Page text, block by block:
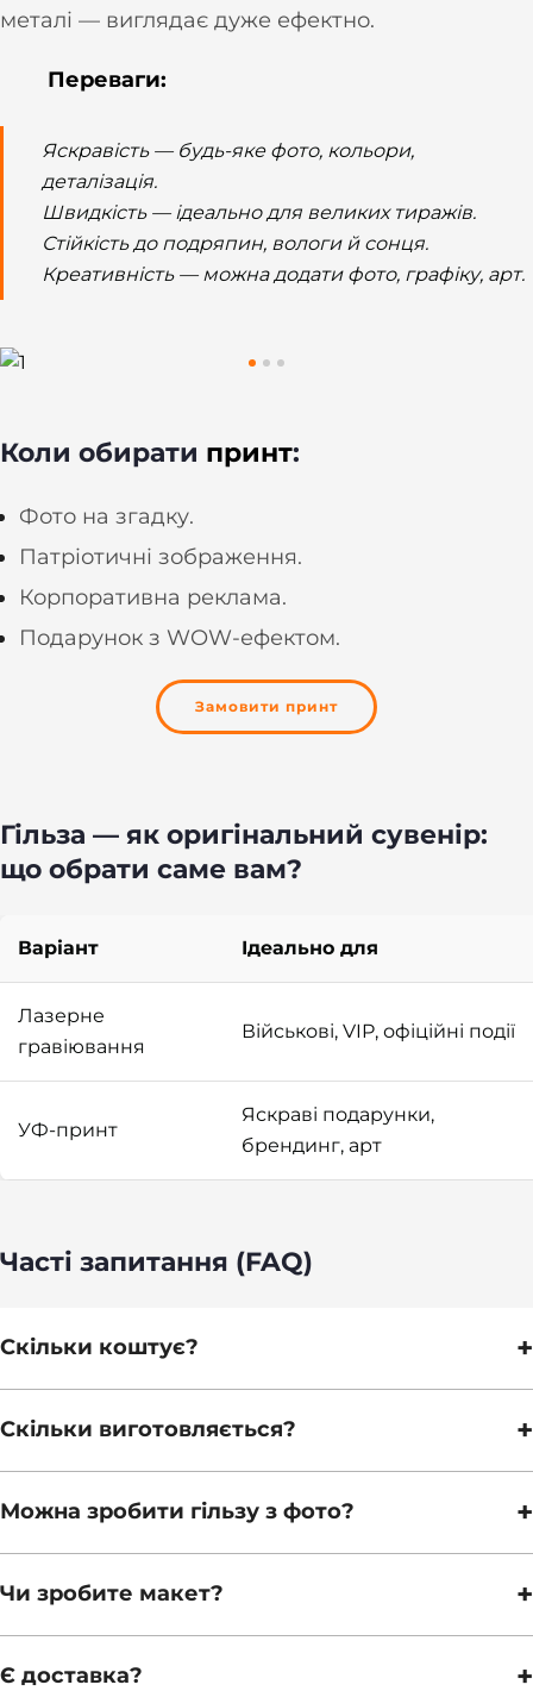
металі — виглядає дуже ефектно.
Переваги:
Яскравість — будь-яке фото, кольори,
деталізація.
Швидкість — ідеально для великих тиражів.
Стійкість до подряпин, вологи й сонця.
Креативність — можна додати фото, графіку, арт.
Коли обирати принт:
Фото на згадку.
Патріотичні зображення.
Корпоративна реклама.
Подарунок з WOW-ефектом.
Замовити принт
Гільза — як оригінальний сувенір:
що обрати саме вам?
Варіант Ідеально для
Лазерне
гравіювання
Військові, VIP, офіційні події
УФ-принт
Яскраві подарунки,
брендинг, арт
Часті запитання (FAQ)
Скільки коштує? +
Скільки виготовляється? +
Можна зробити гільзу з фото? +
Чи зробите макет? +
Є доставка? +